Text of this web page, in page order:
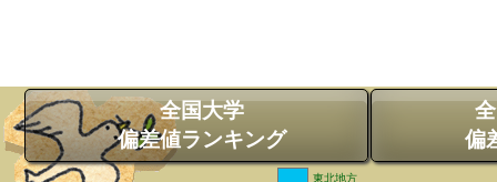
全国大学
偏差値ランキング
偏
東北地方